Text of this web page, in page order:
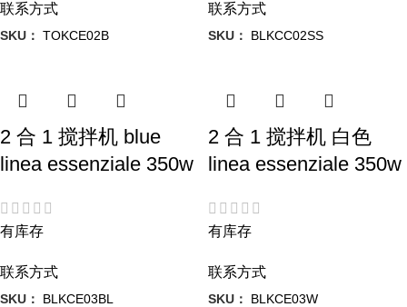
联系方式
SKU： TOKCE02B
联系方式
SKU： BLKCC02SS
2 合 1 搅拌机 blue
linea essenziale 350w
有库存
联系方式
SKU： BLKCE03BL
2 合 1 搅拌机 白色
linea essenziale 350w
有库存
联系方式
SKU： BLKCE03W